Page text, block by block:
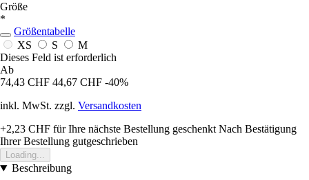
Größe
*
Größentabelle
XS
S
M
Dieses Feld ist erforderlich
Ab
74,43 CHF 44,67 CHF -40%
inkl. MwSt. zzgl. Versandkosten
+2,23 CHF für Ihre nächste Bestellung geschenkt Nach Bestätigung
Ihrer Bestellung gutgeschrieben
Loading...
Beschreibung